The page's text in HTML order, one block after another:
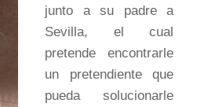
junto a su padre a
Sevilla, el cual
pretende encontrarle
un pretendiente que
pueda solucionarle